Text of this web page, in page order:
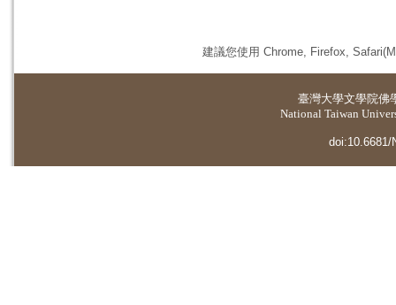
建議您使用 Chrome, Firefox,
臺灣大學文學院佛
National Taiwan
doi:10.6681/